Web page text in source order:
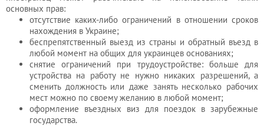
основных прав:
отсутствие каких-либо ограничений в отношении сроков
нахождения в Украине;
беспрепятственный выезд из страны и обратный въезд в
любой момент на общих для украинцев основаниях;
снятие ограничений при трудоустройстве: больше для
устройства на работу не нужно никаких разрешений, а
сменить должность или даже занять несколько рабочих
мест можно по своему желанию в любой момент;
оформление въездных виз для поездок в зарубежные
государства.
Услуги
бухгалтера
Услуги
юриста